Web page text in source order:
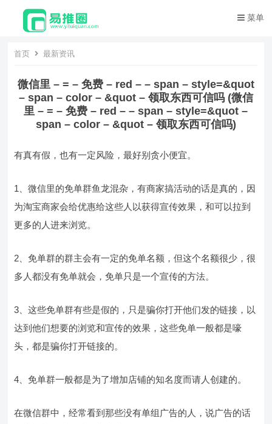
菜单
首页 最新资讯
微信里 – = – 免费 – red – – span – style=&quot
– span – color – &quot – 领取东西可信吗 (微信
里 – = – 免费 – red – – span – style=&quot –
span – color – &quot – 领取东西可信吗)
有真有假，也有一定风险，最好别贪小便宜。
1、微信里的免单群鱼龙混杂，有商家搞活动的话是真的，因
为淘宝商家会给优惠给这些人以获得宣传效果，和可以拉到
更多的人进来浏览。
2、免单群的群主会有一定的免单名额，但这个名额很少，很
多人都没有免单就会，免单只是一个宣传的方法。
3、这些免单群有些是假的，只是骗你打开他们发的链接，以
达到他们想要的浏览和宣传的效果，这些免单一般都是嚎
头，都是骗你打开链接的。
4、免单群一般都是为了增加店铺的知名度而请人创建的。
在微信群中，经常看到那些没有单组广告的人，说广告的话